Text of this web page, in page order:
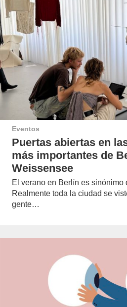
Eventos
Puertas abiertas en
más importantes de
Weissensee
El verano en Berlín es sinónimo
Realmente toda la ciudad se
gente…